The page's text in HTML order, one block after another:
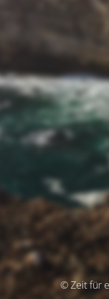
© Zeit für